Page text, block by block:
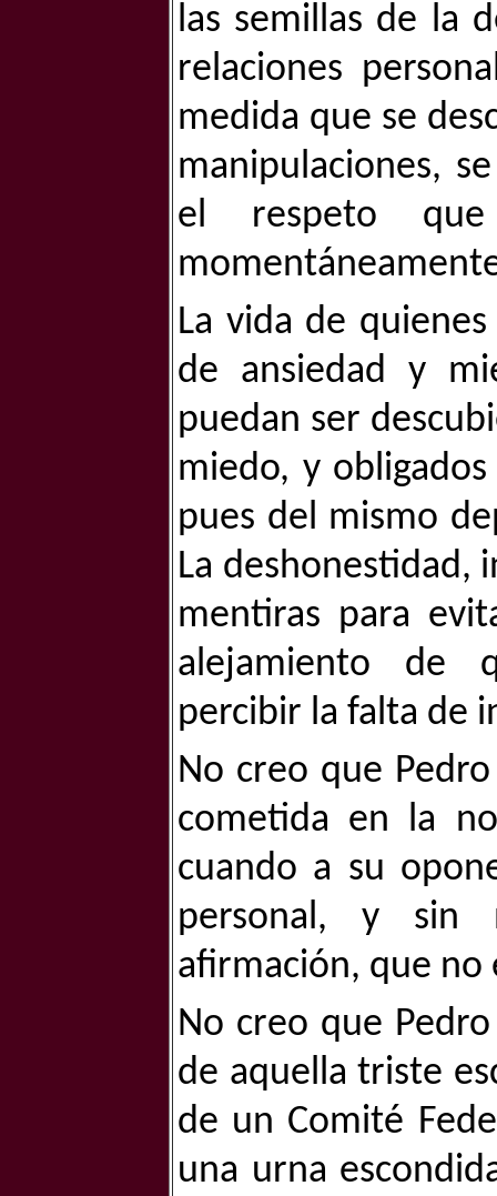
las semillas de la
relaciones
medida que se
manipulaciones,
el respeto
La vida de
de ansiedad y
puedan ser
miedo, y
pues del mismo
La deshonestidad,
mentiras para
alejamiento de
percibir la falta de
No creo que
cometida en la
cuando a su
personal, y sin
afirmación, que no
No creo que
de aquella triste
de un Comité
una urna